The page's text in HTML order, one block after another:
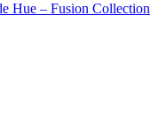
Hue – Fusion Collection